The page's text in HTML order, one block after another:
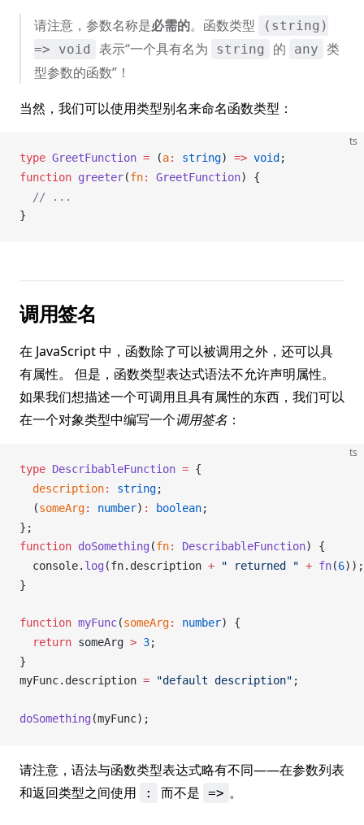
请注意，参数名称是必需的。函数类型
(string)
=> void
表示“一个具有名为 string 的 any 类
型参数的函数”！
当然，我们可以使用类型别名来命名函数类型：
ts
type GreetFunction = (a: string) => void ;
function greeter(fn: GreetFunction) {
  // ...
}
调用签名
在 JavaScript 中，函数除了可以被调用之外，还可以具
有属性。 但是，函数类型表达式语法不允许声明属性。
如果我们想描述一个可调用且具有属性的东西，我们可以
在一个对象类型中编写一个调用签名 ：
ts
type DescribableFunction = {
description: string;
  (
someArg: number) : boolean;
};
function doSomething (fn: DescribableFunction) {
console. log (fn. description + " returned " + fn(6));
}
function myFunc(someArg: number) {
  return
someArg > 3;
}
myFunc. description = "default description" ;
doSomething (myFunc);
请注意，语法与函数类型表达式略有不同——在参数列表
和返回类型之间使用
: 而不是 => 。